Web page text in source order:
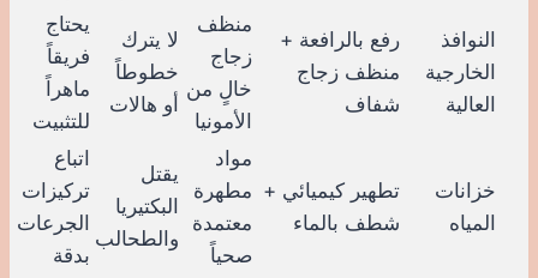
النوافذ
الخارجية
العالية
رفع بالرافعة +
منظف زجاج
شفاف
منظف
زجاج
خالٍ من
الأمونيا
لا يترك
خطوطاً
أو هالات
يحتاج
فريقاً
ماهراً
للتثبيت
خزانات
المياه
تطهير كيميائي +
شطف بالماء
مواد
مطهرة
معتمدة
صحياً
يقتل
البكتيريا
والطحالب
اتباع
تركيزات
الجرعات
بدقة